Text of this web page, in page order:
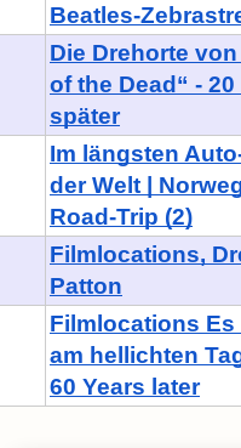
Beatles-
Die Drehorte
of the Dead“ -
später
Im längsten
der Welt |
Road-Trip (2)
Filmlocations,
Patton
Filmlocations
am hellichten
60 Years later